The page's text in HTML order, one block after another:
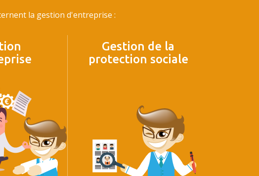
la gestion d'entreprise :
Gestion de la
protection sociale